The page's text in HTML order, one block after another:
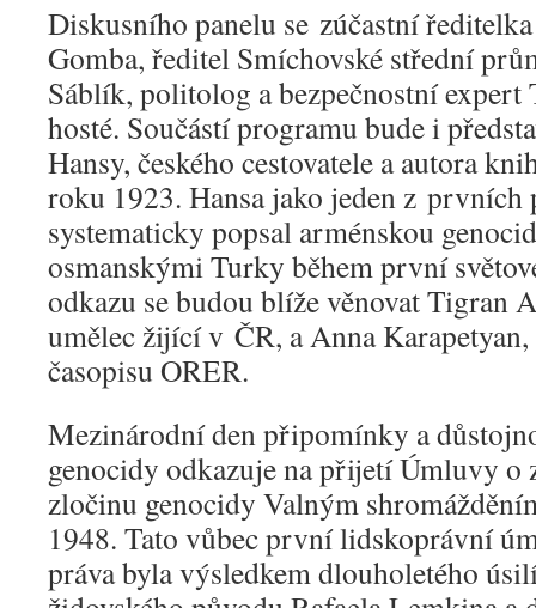
Diskusního panelu se zúčastní
Gomba, ředitel Smíchovské střední
Sáblík, politolog a bezpečnostní expert
hosté. Součástí programu bude i
Hansy, českého cestovatele a autora
roku 1923. Hansa jako jeden z prvních
systematicky popsal arménskou
osmanskými Turky během první
odkazu se budou blíže věnovat Tigran
umělec žijící v ČR, a Anna
časopisu ORER.
Mezinárodní den připomínky a
genocidy odkazuje na přijetí Úmluvy o
zločinu genocidy Valným
1948. Tato vůbec první lidskoprávní
práva byla výsledkem dlouholetého